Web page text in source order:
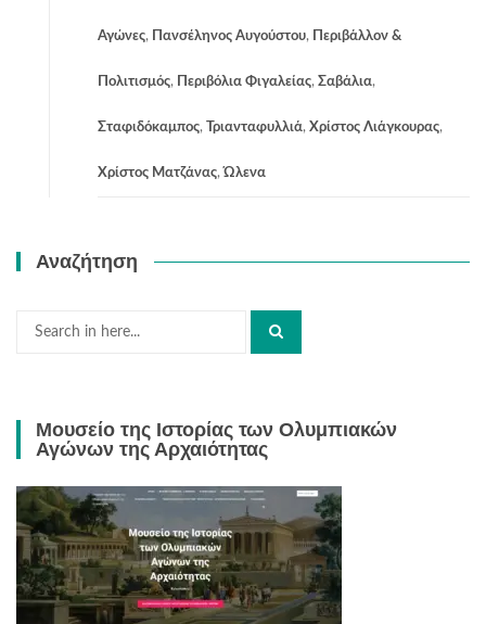
Αγώνες, Πανσέληνος Αυγούστου, Περιβάλλον &
Πολιτισμός, Περιβόλια Φιγαλείας, Σαβάλια,
Σταφιδόκαμπος, Τριανταφυλλιά, Χρίστος Λιάγκουρας,
Χρίστος Ματζάνας, Ώλενα
Αναζήτηση
Search
Μουσείο της Ιστορίας των Ολυμπιακών
Αγώνων της Αρχαιότητας